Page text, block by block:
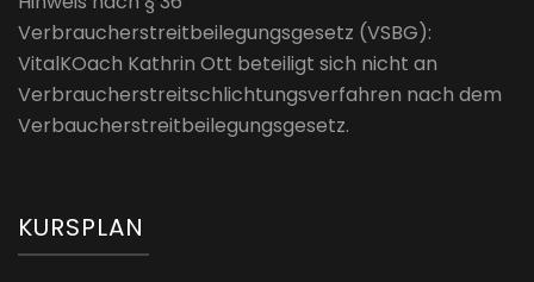
Verbraucherstreitbeilegungsgesetz (VSBG):
VitalKOach Kathrin Ott beteiligt sich nicht an
Verbraucherstreitschlichtungsverfahren nach dem
Verbaucherstreitbeilegungsgesetz.
KURSPLAN